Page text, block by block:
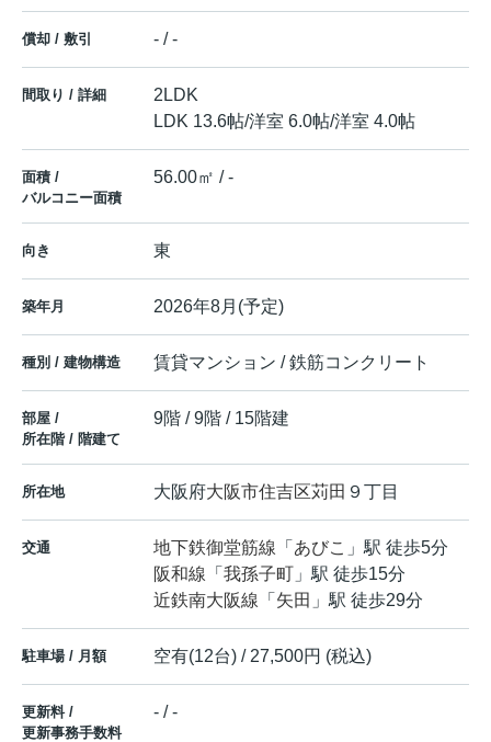
償却 / 敷引 - / -
間取り / 詳細
2LDK
LDK 13.6帖/洋室 6.0帖/洋室 4.0帖
面積 /
バルコニー面積
56.00㎡ / -
向き 東
築年月 2026年8月(予定)
種別 / 建物構造 賃貸マンション / 鉄筋コンクリート
部屋 /
所在階 / 階建て
9階 / 9階 / 15階建
所在地 大阪府大阪市住吉区苅田 ９丁目
交通 地下鉄御堂筋線 「 あびこ 」駅 徒歩5分
阪和線 「 我孫子町 」駅 徒歩15分
近鉄南大阪線 「 矢田 」駅 徒歩29分
駐車場 / 月額 空有(12台) / 27,500円 (税込)
更新料 /
更新事務手数料
- / -